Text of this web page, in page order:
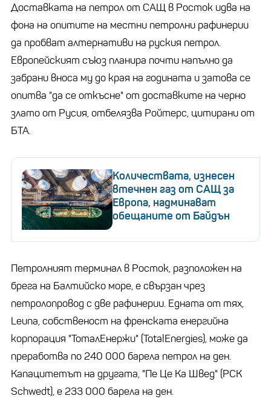
Доставката на петрол от САЩ в Росток идва на
фона на опитите на местни петролни рафинерии
да пробват алтернативи на руския петрол.
Европейският съюз планира почти напълно да
забрани вноса му до края на годината и затова се
опитва "да се откъсне" от доставките на черно
злато от Русия, отбелязва Ройтерс, цитирани от
БТА.
Количествата, изнесен
втечнен газ от САЩ за
Европа, надминават
обещаните от Байдън
Петролният терминал в Росток, разположен на
брега на Балтийско море, е свързан чрез
петролопровод с две рафинерии. Едната от тях,
Leuna, собственост на френската енергийна
корпорация "ТоталЕнержи" (TotalEnergies), може да
преработва по 240 000 барела петрол на ден.
Капацитетът на другата, "Пе Це Ка Швед" (PCK
Schwedt), е 233 000 барела на ден.